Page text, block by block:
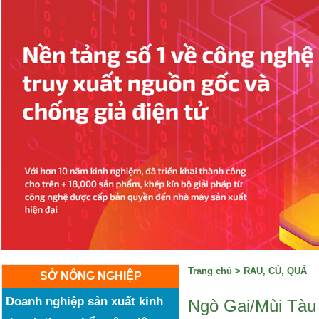
SỞ NÔNG NGHIỆP
Doanh nghiệp sản xuất kinh
Trang chủ > RAU, CỦ, QUẢ
Ngò Gai/Mùi